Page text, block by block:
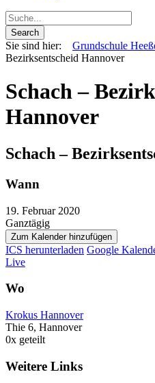
Sie sind hier: Grundschule
Bezirksentscheid Hannover
Schach –
Hannover
Schach –
Wann
19. Februar 2020
Ganztägig
Zum Kalender hinzufügen
ICS herunterladen Google
Live
Wo
Krokus Hannover
Thie 6, Hannover
0x geteilt
Weitere Links